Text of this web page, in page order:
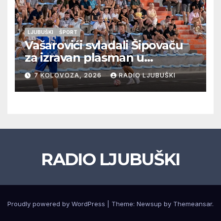
LJUBUŠKI ŠPORT
Vašarovići svladali Šipovaču
za izravan plasman u
četvrtfinale, Grab izborio
prolazak dalje, Klobuk ispao,
večeras počinje četvrtfinale
7 KOLOVOZA, 2026 RADIO LJUBUŠKI
RADIO LJUBUŠKI
Proudly powered by WordPress Theme: Newsup by Themeansar.